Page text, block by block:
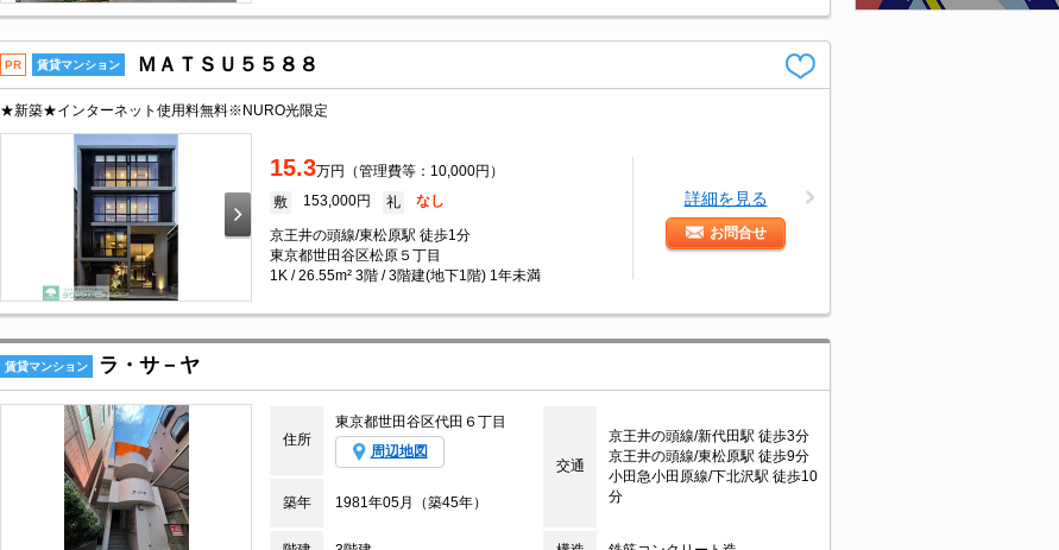
PR 賃貸マンション ＭＡＴＳＵ５５８８
★新築★インターネット使用料無料※NURO光限定
15.3万円（管理費等：10,000円）
敷 153,000円 礼 なし
京王井の頭線/東松原駅 徒歩1分
東京都世田谷区松原５丁目
1K / 26.55m² 3階 / 3階建(地下1階) 1年未満
詳細を見る
お問合せ
賃貸マンション ラ・サ－ヤ
住所
東京都世田谷区代田６丁目
周辺地図
交通
京王井の頭線/新代田駅 徒歩3分
京王井の頭線/東松原駅 徒歩9分
小田急小田原線/下北沢駅 徒歩10
分
築年 1981年05月（築45年）